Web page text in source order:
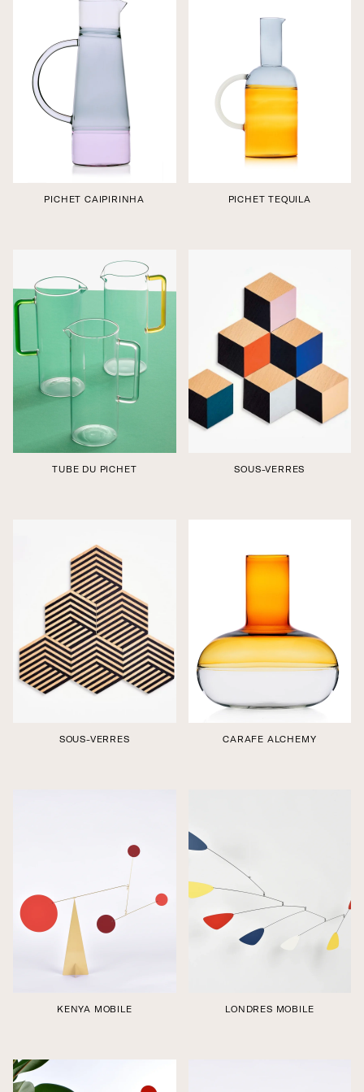
Édition boutique
PICHET CAIPIRINHA PICHET TEQUILA
TUBE DU PICHET SOUS-VERRES
SOUS-VERRES CARAFE ALCHEMY
KENYA MOBILE LONDRES MOBILE